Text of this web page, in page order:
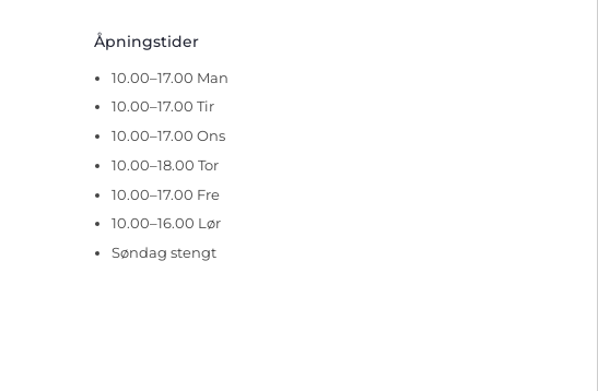
Åpningstider
10.00–17.00 Man
10.00–17.00 Tir
10.00–17.00 Ons
10.00–18.00 Tor
10.00–17.00 Fre
10.00–16.00 Lør
Søndag stengt